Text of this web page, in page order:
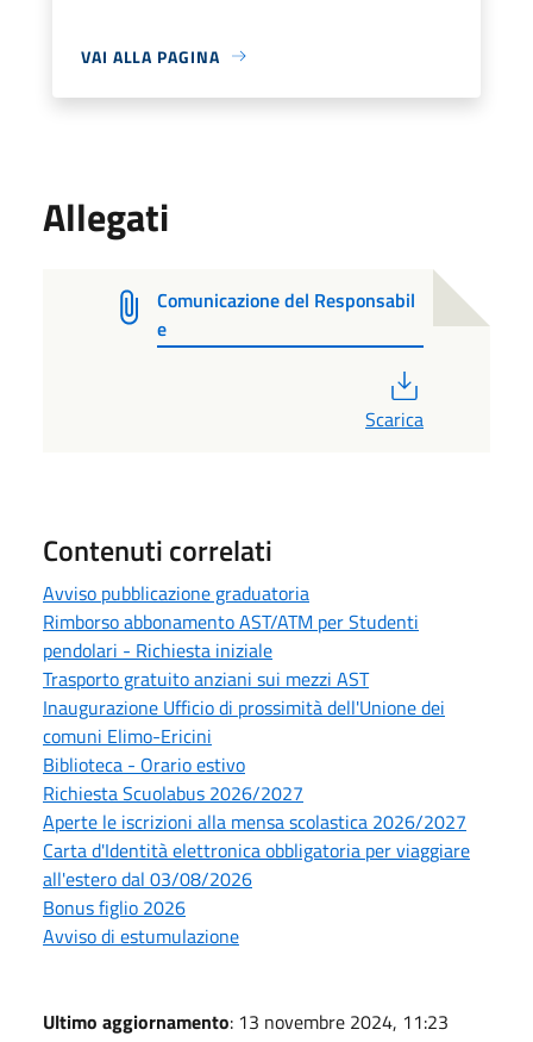
VAI ALLA PAGINA
Allegati
Comunicazione del Responsabil
e
Scarica
Contenuti correlati
Avviso pubblicazione graduatoria
Rimborso abbonamento AST/ATM per Studenti
pendolari - Richiesta iniziale
Trasporto gratuito anziani sui mezzi AST
Inaugurazione Ufficio di prossimità dell'Unione dei
comuni Elimo-Ericini
Biblioteca - Orario estivo
Richiesta Scuolabus 2026/2027
Aperte le iscrizioni alla mensa scolastica 2026/2027
Carta d'Identità elettronica obbligatoria per viaggiare
all'estero dal 03/08/2026
Bonus figlio 2026
Avviso di estumulazione
Ultimo aggiornamento: 13 novembre 2024, 11:23